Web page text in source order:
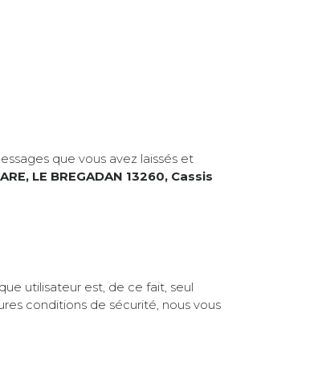
que vous avez laissés et
LE BREGADAN 13260, Cassis
utilisateur est, de ce fait, seul
conditions de sécurité, nous vous